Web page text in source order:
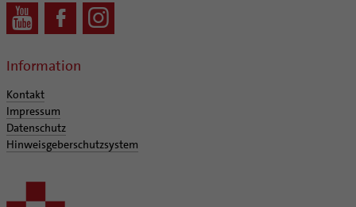
Information
Kontakt
Impressum
Datenschutz
Hinweisgeberschutzsystem